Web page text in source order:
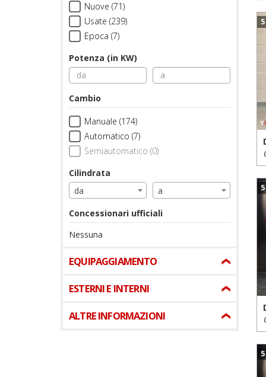
Nuove (71)
Usate (239)
Epoca (7)
Potenza (in KW)
Cambio
Manuale (174)
Automatico (7)
Semiautomatico (0)
Cilindrata
da
a
Concessionari ufficiali
Nessuna
EQUIPAGGIAMENTO
ESTERNI E INTERNI
ALTRE INFORMAZIONI